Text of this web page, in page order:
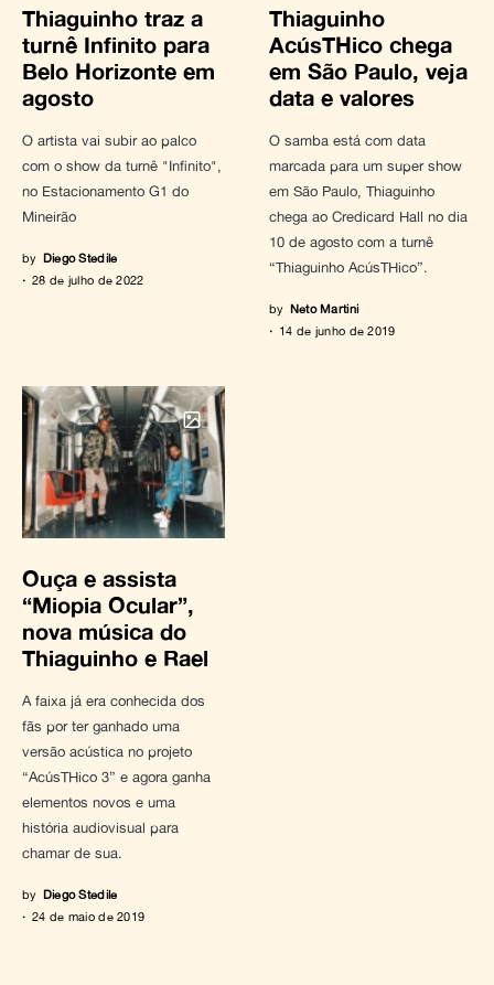
Thiaguinho traz a
turnê Infinito para
Belo Horizonte em
agosto
O artista vai subir ao palco
com o show da turnê "Infinito",
no Estacionamento G1 do
Mineirão
by Diego Stedile
28 de julho de 2022
Thiaguinho
AcúsTHico chega
em São Paulo, veja
data e valores
O samba está com data
marcada para um super show
em São Paulo, Thiaguinho
chega ao Credicard Hall no dia
10 de agosto com a turnê
“Thiaguinho AcúsTHico”.
by Neto Martini
14 de junho de 2019
Ouça e assista
“Miopia Ocular”,
nova música do
Thiaguinho e Rael
A faixa já era conhecida dos
fãs por ter ganhado uma
versão acústica no projeto
“AcúsTHico 3” e agora ganha
elementos novos e uma
história audiovisual para
chamar de sua.
by Diego Stedile
24 de maio de 2019